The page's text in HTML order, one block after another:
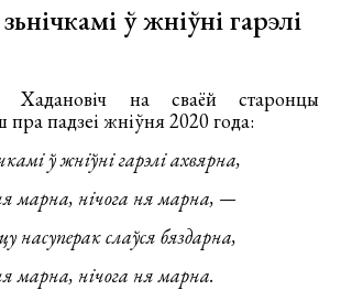
ў жніўні гарэлі
на сваёй старонцы
пра падзеі жніўня 2020 года:
ў жніўні гарэлі ахвярна,
марна, нічога ня марна, —
насуперак слаўся бяздарна,
марна, нічога ня марна.